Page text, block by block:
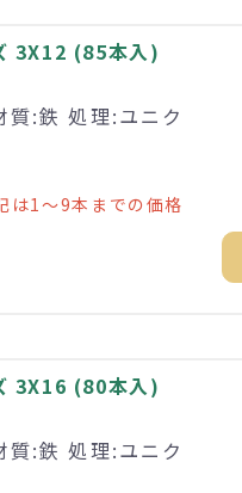
3X12 (85本入)
:鉄 処理:ユニク
は1～9本までの価格
3X16 (80本入)
:鉄 処理:ユニク